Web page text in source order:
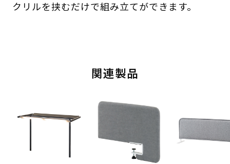
クリルを挟むだけで組み立てができます。
関連製品